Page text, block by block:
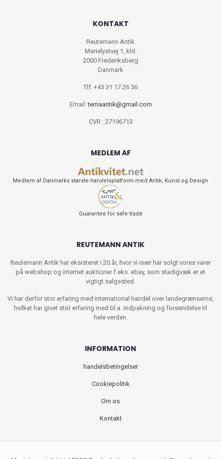
KONTAKT
Reutemann Antik
Marielystvej 1, kld.
2000 Frederiksberg
Danmark
Tlf: +45 31 17 26 56
Email:temaantik@gmail.com
CVR : 27196713
MEDLEM AF
Medlem af Danmarks største handelsplatform med Antik, Kunst og Design
Guarantee for safe trade
REUTEMANN ANTIK
Reutemann Antik har eksisteret i 20 år, hvor vi især har solgt vores varer
på webshop og internet auktioner f.eks. ebay, som stadigvæk er et
vigtigt salgssted.
Vi har derfor stor erfaring med international handel over landegrænserne,
hvilket har givet stor erfaring med bl.a. indpakning og forsendelse til
hele verden.
INFORMATION
handelsbetingelser
Cookiepolitik
Om os
Kontakt